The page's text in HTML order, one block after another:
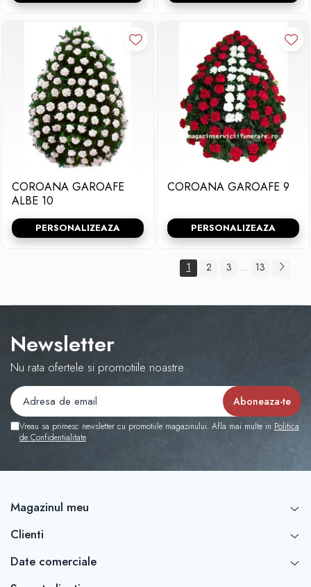
COROANA GAROAFE
ALBE 10
PERSONALIZEAZA
COROANA GAROAFE 9
PERSONALIZEAZA
1 2 3 ... 13
Newsletter
Nu rata ofertele si promotiile noastre
Vreau sa primesc newsletter cu promotiile magazinului. Afla mai multe in Politica
de Confidentialitate
Magazinul meu
Clienti
Date comerciale